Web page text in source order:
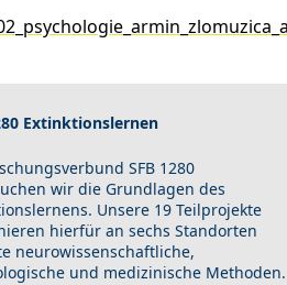
Extinktionslernen
SFB 1280
wir die Grundlagen des
Unsere 19 Teilprojekte
hierfür an sechs Standorten
neurowissenschaftliche,
und medizinische Methoden.